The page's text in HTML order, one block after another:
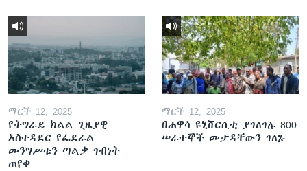
ማርች 12, 2025
የትግራይ ክልል ጊዜያዊ
አስተዳደር የፌደራል
መንግሥቱን ጣልቃ ገብነት
ጠየቀ
ማርች 12, 2025
በሐዋሳ ዩኒቨርሲቲ ያገለገሉ 800
ሠራተኞች መታዳቸውን ገለጹ